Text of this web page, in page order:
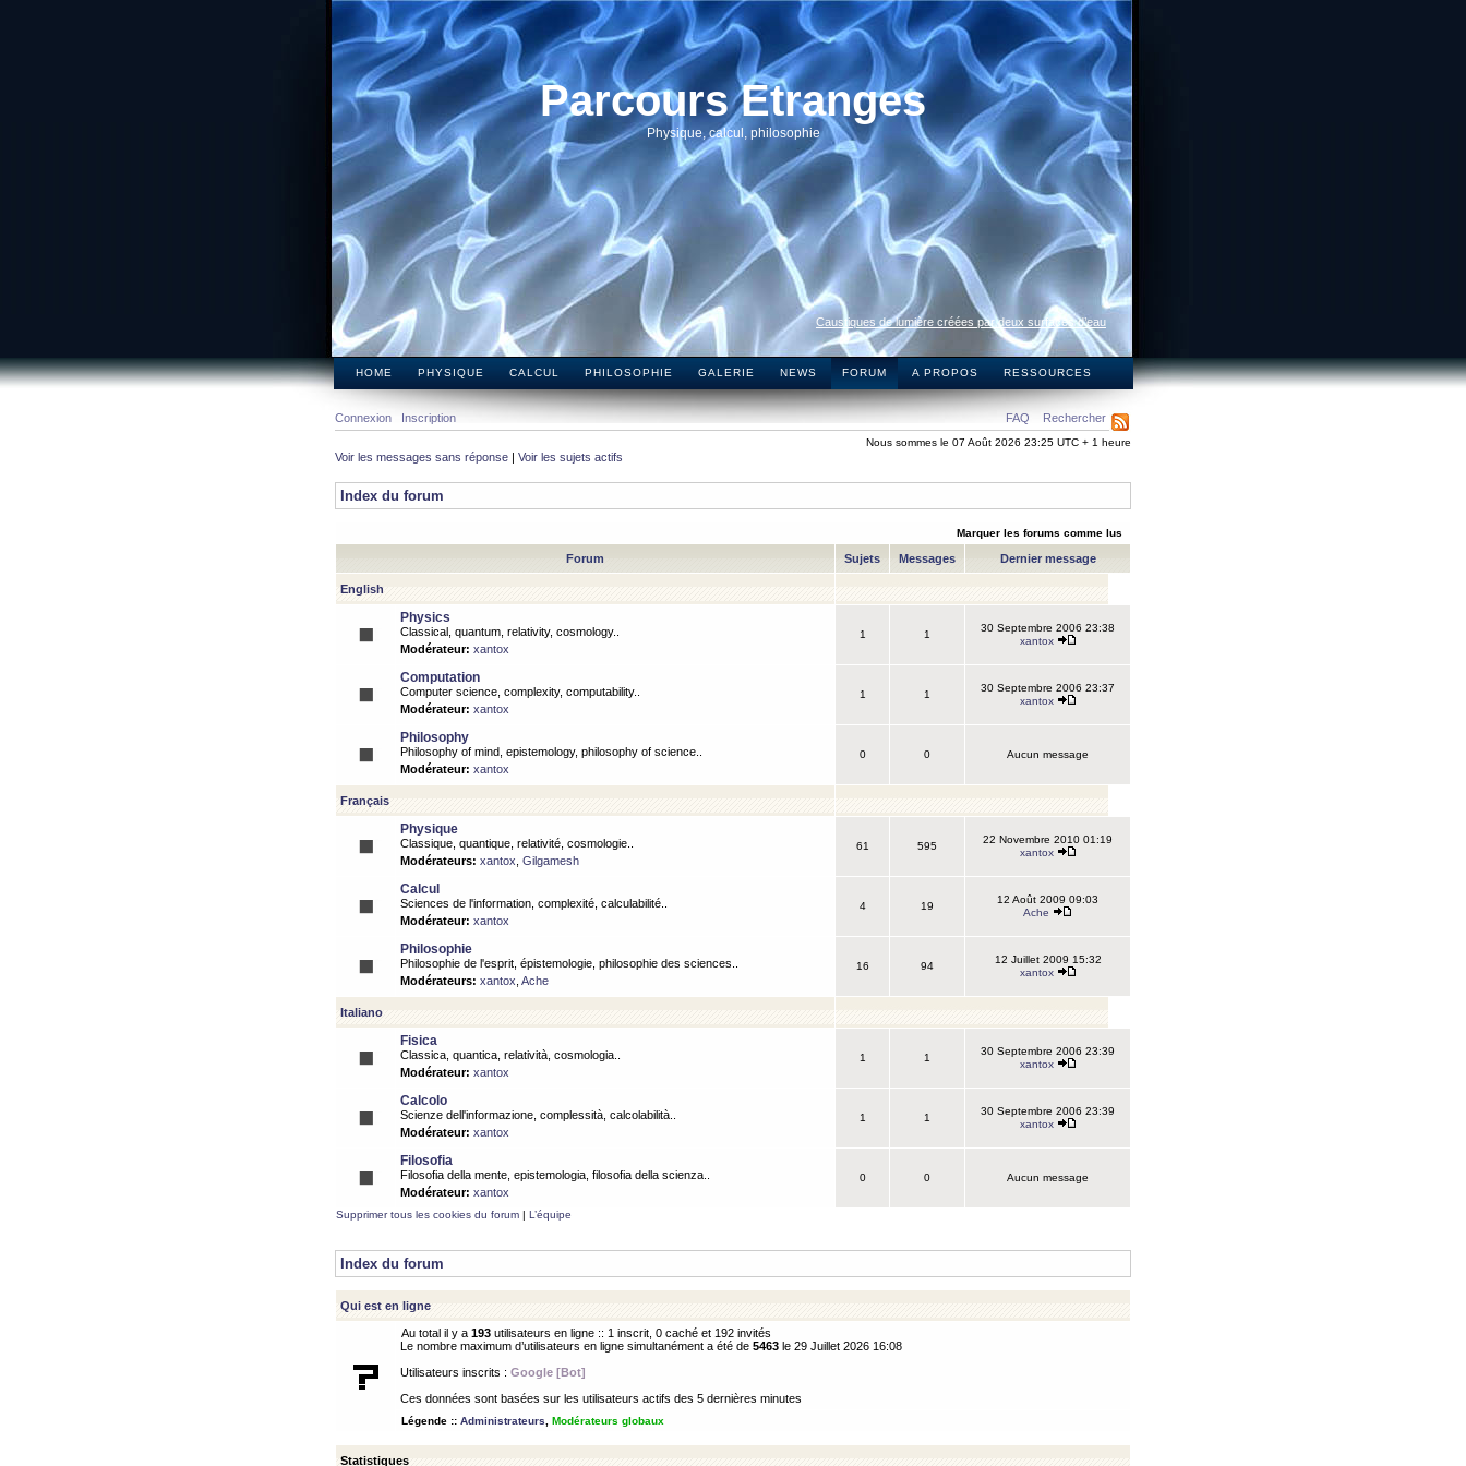
Parcours Etranges
Physique, calcul, philosophie
Caustiques de lumière créées par deux surfaces d’eau
HOME PHYSIQUE CALCUL PHILOSOPHIE GALERIE NEWS FORUM A PROPOS RESSOURCES
FAQ Rechercher
Connexion Inscription
Nous sommes le 07 Août 2026 23:25 UTC + 1 heure
Voir les messages sans réponse | Voir les sujets actifs
Index du forum
Marquer les forums comme lus
Forum Sujets Messages Dernier message
English
Physics
Classical, quantum, relativity, cosmology..
Modérateur: xantox
1 1
30 Septembre 2006 23:38
xantox
Computation
Computer science, complexity, computability..
Modérateur: xantox
1 1
30 Septembre 2006 23:37
xantox
Philosophy
Philosophy of mind, epistemology, philosophy of science..
Modérateur: xantox
0 0 Aucun message
Français
Physique
Classique, quantique, relativité, cosmologie..
Modérateurs: xantox Gilgamesh
61 595
22 Novembre 2010 01:19
xantox
Calcul
Sciences de l'information, complexité, calculabilité..
Modérateur: xantox
4 19
12 Août 2009 09:03
Ache
Philosophie
Philosophie de l'esprit, épistemologie, philosophie des sciences..
Modérateurs: xantox Ache
16 94
12 Juillet 2009 15:32
xantox
Italiano
Fisica
Classica, quantica, relatività, cosmologia..
Modérateur: xantox
1 1
30 Septembre 2006 23:39
xantox
Calcolo
Scienze dell'informazione, complessità, calcolabilità..
Modérateur: xantox
1 1
30 Septembre 2006 23:39
xantox
Filosofia
Filosofia della mente, epistemologia, filosofia della scienza..
Modérateur: xantox
0 0 Aucun message
Supprimer tous les cookies du forum | L’équipe
Index du forum
Qui est en ligne
Au total il y a 193 utilisateurs en ligne :: 1 inscrit, 0 caché et 192 invités
Le nombre maximum d’utilisateurs en ligne simultanément a été de 5463 le 29 Juillet 2026 16:08
Utilisateurs inscrits : Google [Bot]
Ces données sont basées sur les utilisateurs actifs des 5 dernières minutes
Légende :: Administrateurs Modérateurs globaux
Statistiques